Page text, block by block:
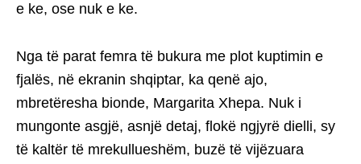
e ke, ose nuk e ke.
Nga të parat femra të bukura me plot kuptimin e
fjalës, në ekranin shqiptar, ka qenë ajo,
mbretëresha bionde, Margarita Xhepa. Nuk i
mungonte asgjë, asnjë detaj, flokë ngjyrë dielli, sy
të kaltër të mrekullueshëm, buzë të vijëzuara